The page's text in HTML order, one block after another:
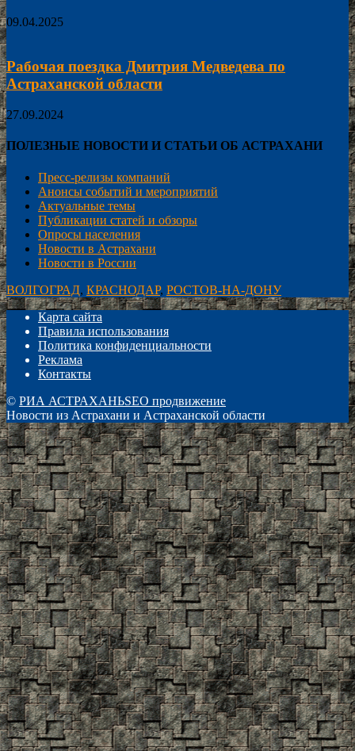
09.04.2025
Рабочая поездка Дмитрия Медведева по
Астраханской области
27.09.2024
ПОЛЕЗНЫЕ НОВОСТИ И СТАТЬИ ОБ АСТРАХАНИ
Пресс-релизы компаний
Анонсы событий и мероприятий
Актуальные темы
Публикации статей и обзоры
Опросы населения
Новости в Астрахани
Новости в России
ВОЛГОГРАД, КРАСНОДАР, РОСТОВ-НА-ДОНУ
Карта сайта
Правила использования
Политика конфиденциальности
Реклама
Контакты
© РИА АСТРАХАНЬSEO продвижение
Новости из Астрахани и Астраханской области